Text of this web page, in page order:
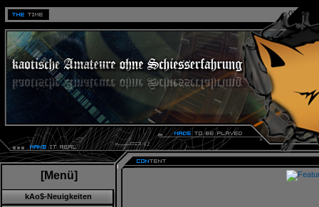
[Menü]
kAo$-Neuigkeiten